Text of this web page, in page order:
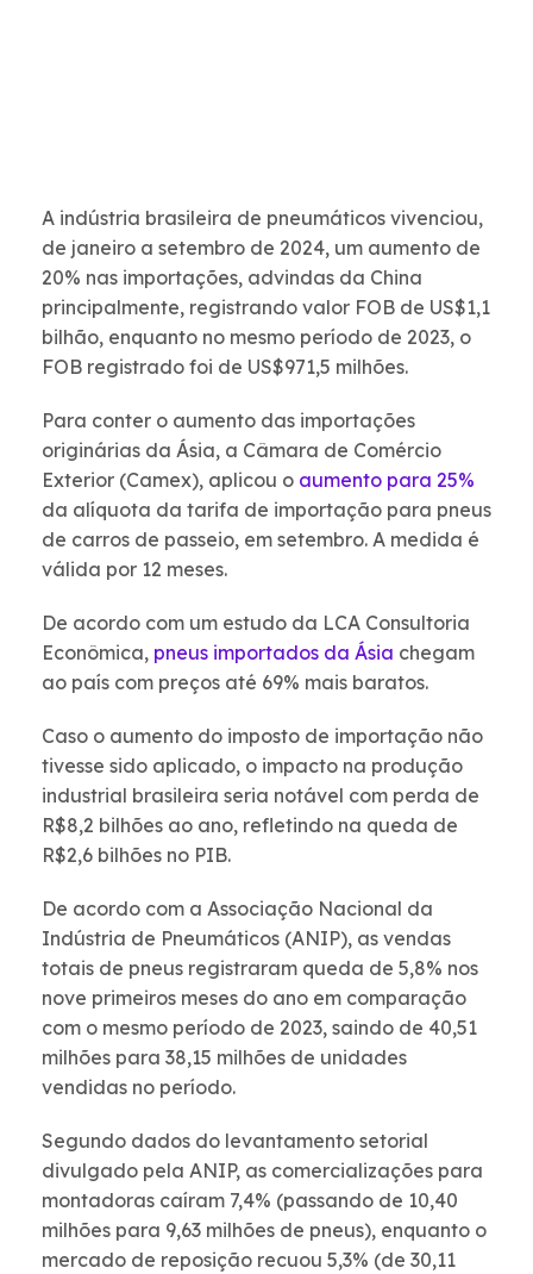
A indústria brasileira de pneumáticos vivenciou,
de janeiro a setembro de 2024, um aumento de
20% nas importações, advindas da China
principalmente, registrando valor FOB de US$1,1
bilhão, enquanto no mesmo período de 2023, o
FOB registrado foi de US$971,5 milhões.
Para conter o aumento das importações
originárias da Ásia, a Câmara de Comércio
Exterior (Camex), aplicou o aumento para 25%
da alíquota da tarifa de importação para pneus
de carros de passeio, em setembro. A medida é
válida por 12 meses.
De acordo com um estudo da LCA Consultoria
Econômica, pneus importados da Ásia chegam
ao país com preços até 69% mais baratos.
Caso o aumento do imposto de importação não
tivesse sido aplicado, o impacto na produção
industrial brasileira seria notável com perda de
R$8,2 bilhões ao ano, refletindo na queda de
R$2,6 bilhões no PIB.
De acordo com a Associação Nacional da
Indústria de Pneumáticos (ANIP), as vendas
totais de pneus registraram queda de 5,8% nos
nove primeiros meses do ano em comparação
com o mesmo período de 2023, saindo de 40,51
milhões para 38,15 milhões de unidades
vendidas no período.
Segundo dados do levantamento setorial
divulgado pela ANIP, as comercializações para
montadoras caíram 7,4% (passando de 10,40
milhões para 9,63 milhões de pneus), enquanto o
mercado de reposição recuou 5,3% (de 30,11